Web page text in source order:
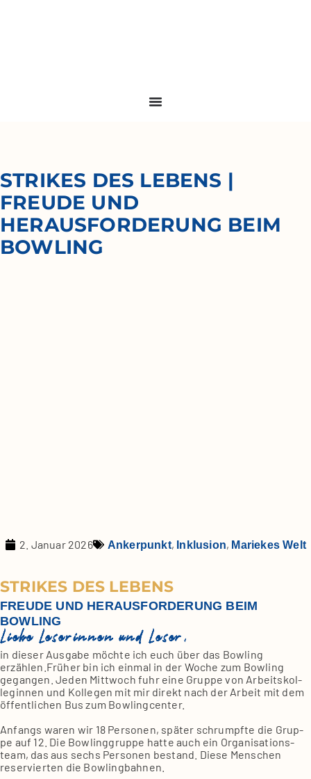
STRIKES DES LEBENS |
FREUDE UND
HERAUSFORDERUNG BEIM
BOWLING
2. Januar 2026 Ankerpunkt, Inklusion, Mariekes Welt
STRIKES DES LEBENS
FREUDE UND HERAUSFORDERUNG BEIM
BOWLING
Liebe Leserinnen und Leser,
in die­ser Aus­ga­be möch­te ich euch über das Bow­ling
erzählen.Früher bin ich ein­mal in der Woche zum Bow­ling
gegan­gen. Jeden Mitt­woch fuhr eine Grup­pe von Arbeits­kol­
le­gin­nen und Kol­le­gen mit mir direkt nach der Arbeit mit dem
öffent­li­chen Bus zum Bow­ling­cen­ter.
Anfangs waren wir 18 Per­so­nen, spä­ter schrumpf­te die Grup­
pe auf 12. Die Bow­ling­grup­pe hat­te auch ein Orga­ni­sa­ti­ons­
team, das aus sechs Per­so­nen bestand. Die­se Men­schen
reser­vier­ten die Bow­ling­bah­nen.